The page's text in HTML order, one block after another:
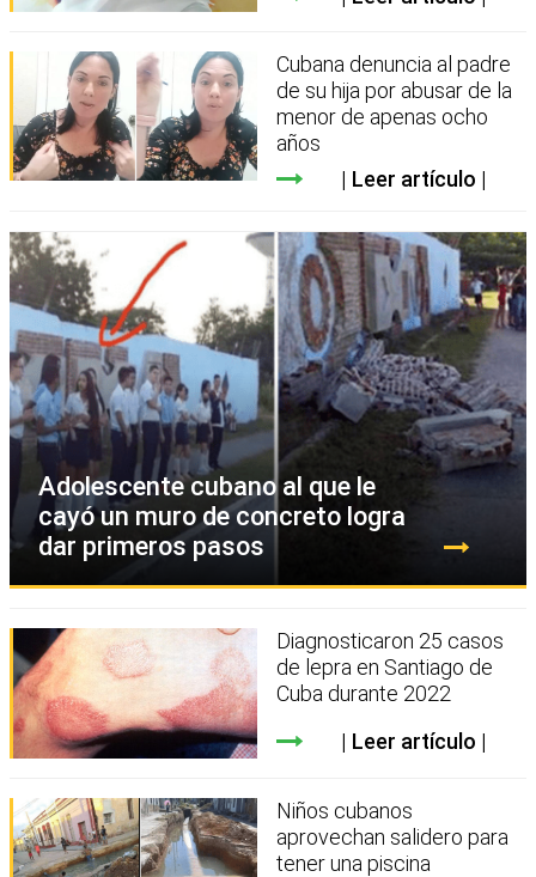
Cubana denuncia al padre
de su hija por abusar de la
menor de apenas ocho
años
Leer artículo
Adolescente cubano al que le
cayó un muro de concreto logra
dar primeros pasos
Diagnosticaron 25 casos
de lepra en Santiago de
Cuba durante 2022
Leer artículo
Niños cubanos
aprovechan salidero para
tener una piscina